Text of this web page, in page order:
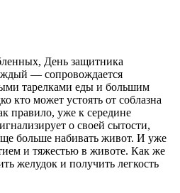
День защитника
— сопровождается
тарелками еды и большим
кто может устоять от соблазна
правило, уже к середине
о своей сытости,
больше набивать живот. И уже
и тяжестью в животе. Как же
желудок и получить легкость